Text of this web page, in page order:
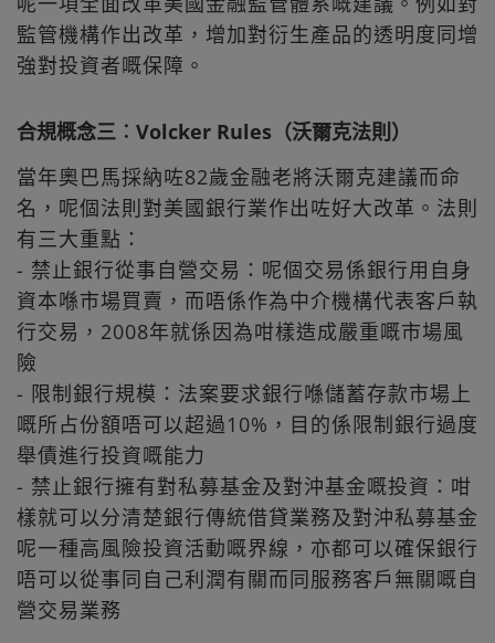
監管機構作出改革，增加對衍生產品的透明度同增
強對投資者嘅保障。
合規概念三︰Volcker Rules（沃爾克法則）
當年奧巴馬採納咗82歲金融老將沃爾克建議而命
名，呢個法則對美國銀行業作出咗好大改革。法則
有三大重點：
- 禁止銀行從事自營交易：呢個交易係銀行用自身
資本喺市場買賣，而唔係作為中介機構代表客戶執
行交易，2008年就係因為咁樣造成嚴重嘅市場風
險
- 限制銀行規模：法案要求銀行喺儲蓄存款市場上
嘅所占份額唔可以超過10%，目的係限制銀行過度
舉債進行投資嘅能力
- 禁止銀行擁有對私募基金及對沖基金嘅投資：咁
樣就可以分清楚銀行傳統借貸業務及對沖私募基金
呢一種高風險投資活動嘅界線，亦都可以確保銀行
唔可以從事同自己利潤有關而同服務客戶無關嘅自
營交易業務